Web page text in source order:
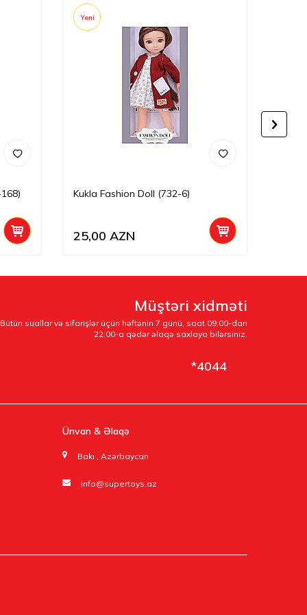
Yeni
Kukla Fashion Doll (732-6)
25,00 AZN
Müştəri xidməti
Bütün suallar və sifarişlər üçün həftənin 7 günü, saat 09:00-dan
22:00-a qədər əlaqə saxlaya bilərsiniz.
*4044
Ünvan & Əlaqə
Bakı , Azərbaycan
info@supertoys.az